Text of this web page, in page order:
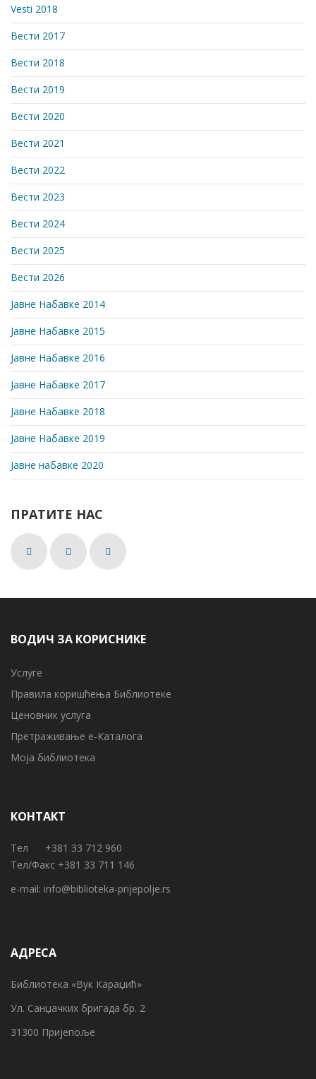
Vesti 2018
Вести 2017
Вести 2018
Вести 2019
Вести 2020
Вести 2021
Вести 2022
Вести 2023
Вести 2024
Вести 2025
Вести 2026
Јавне Набавке 2014
Јавне Набавке 2015
Јавне Набавке 2016
Јавне Набавке 2017
Јавне Набавке 2018
Јавне Набавке 2019
Јавне набавке 2020
ПРАТИТЕ НАС
ВОДИЧ ЗА КОРИСНИКЕ
Услуге
Правила коришћења Библиотеке
Ценовник услуга
Претраживање е-Каталога
Моја библиотека
КОНТАКТ
Тел +381 33 712 960
Тел/Факс +381 33 711 146
e-mail: info@biblioteka-prijepolje.rs
АДРЕСА
Библиотека «Вук Караџић»
Ул. Санџачких бригада бр. 2
31300 Пријепоље